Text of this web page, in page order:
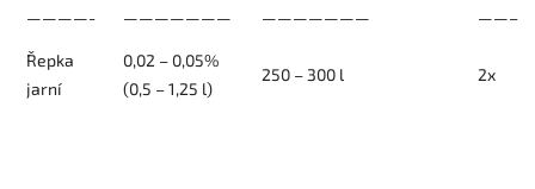
————- ——————— ——————— ——–
Řepka
jarní
0,02 – 0,05%
(0,5 – 1,25 l)
250 – 300 l 2x